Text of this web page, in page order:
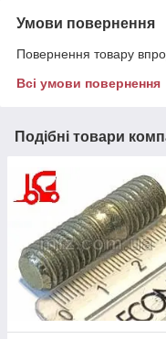
Умови повернення
Повернення товару
Всі умови повернення
Подібні товари